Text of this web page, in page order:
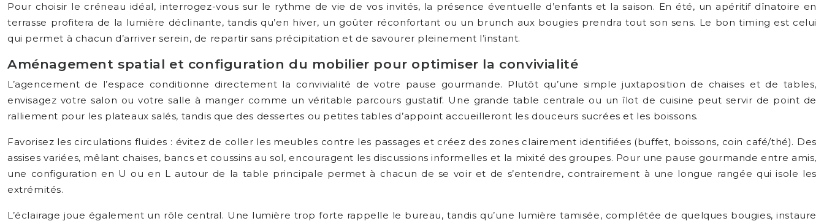
Pour choisir le créneau idéal, interrogez-vous sur le rythme de vie de vos invités, la présence éventuelle d’enfants et la saison. En été, un apéritif dînatoire en
terrasse profitera de la lumière déclinante, tandis qu’en hiver, un goûter réconfortant ou un brunch aux bougies prendra tout son sens. Le bon timing est celui
qui permet à chacun d’arriver serein, de repartir sans précipitation et de savourer pleinement l’instant.
Aménagement spatial et configuration du mobilier pour optimiser la convivialité
L’agencement de l’espace conditionne directement la convivialité de votre pause gourmande. Plutôt qu’une simple juxtaposition de chaises et de tables,
envisagez votre salon ou votre salle à manger comme un véritable parcours gustatif. Une grande table centrale ou un îlot de cuisine peut servir de point de
ralliement pour les plateaux salés, tandis que des dessertes ou petites tables d’appoint accueilleront les douceurs sucrées et les boissons.
Favorisez les circulations fluides : évitez de coller les meubles contre les passages et créez des zones clairement identifiées (buffet, boissons, coin café/thé). Des
assises variées, mêlant chaises, bancs et coussins au sol, encouragent les discussions informelles et la mixité des groupes. Pour une pause gourmande entre amis,
une configuration en U ou en L autour de la table principale permet à chacun de se voir et de s’entendre, contrairement à une longue rangée qui isole les
extrémités.
L’éclairage joue également un rôle central. Une lumière trop forte rappelle le bureau, tandis qu’une lumière tamisée, complétée de quelques bougies, instaure